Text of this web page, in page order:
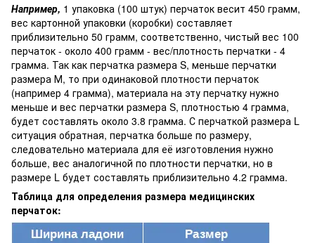
Например, 1 упаковка (100 штук) перчаток весит 450 грамм,
вес картонной упаковки (коробки) составляет
приблизительно 50 грамм, соответственно, чистый вес 100
перчаток - около 400 грамм - вес/плотность перчатки - 4
грамма. Так как перчатка размера S, меньше перчатки
размера М, то при одинаковой плотности перчаток
(например 4 грамма), материала на эту перчатку нужно
меньше и вес перчатки размера S, плотностью 4 грамма,
будет составлять около 3.8 грамма. С перчаткой размера L
ситуация обратная, перчатка больше по размеру,
следовательно материала для её изготовления нужно
больше, вес аналогичной по плотности перчатки, но в
размере L будет составлять приблизительно 4.2 грамма.
Таблица для определения размера медицинских
перчаток: